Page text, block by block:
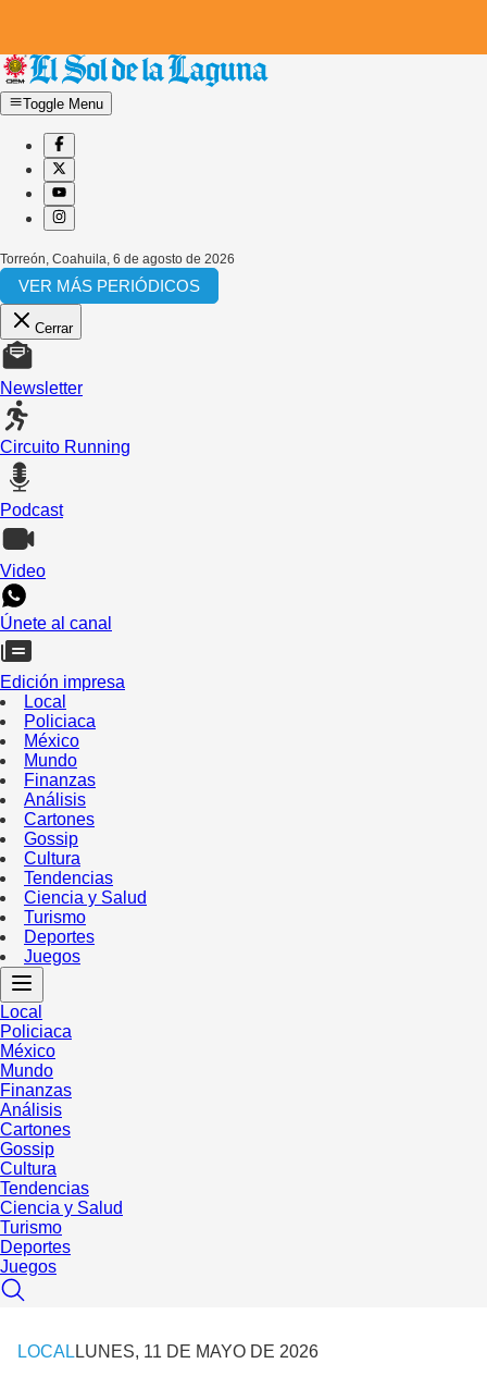
Toggle Menu
Torreón, Coahuila 6 de agosto de 2026
VER MÁS PERIÓDICOS
Cerrar
Newsletter
Circuito Running
Podcast
Video
Únete al canal
Edición impresa
Local
Policiaca
México
Mundo
Finanzas
Análisis
Cartones
Gossip
Cultura
Tendencias
Ciencia y Salud
Turismo
Deportes
Juegos
Local
Policiaca
México
Mundo
Finanzas
Análisis
Cartones
Gossip
Cultura
Tendencias
Ciencia y Salud
Turismo
Deportes
Juegos
LOCAL LUNES, 11 DE MAYO DE 2026